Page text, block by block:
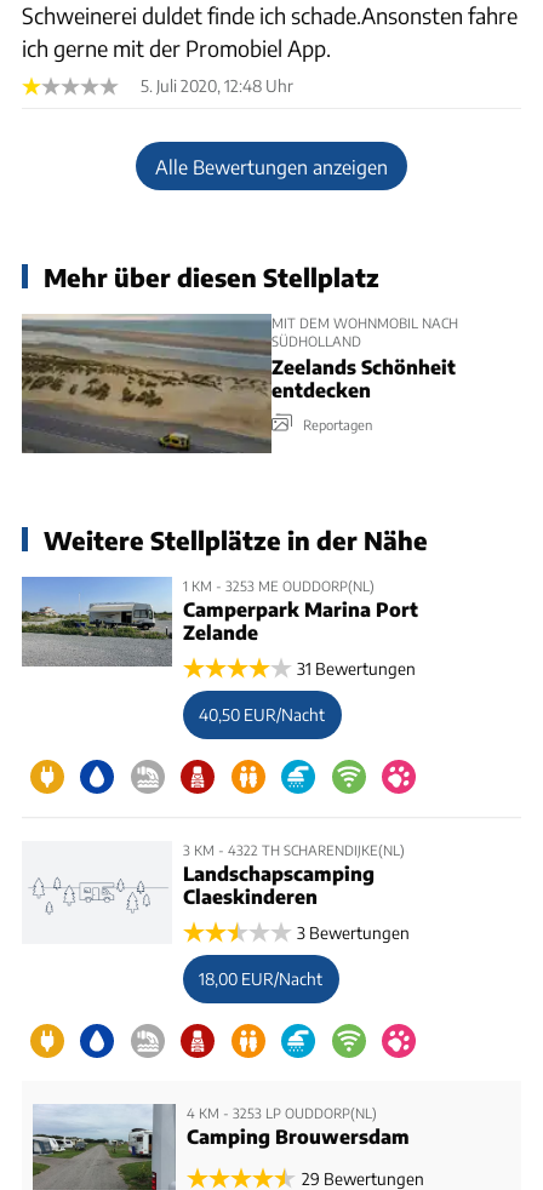
Schweinerei duldet finde ich schade.Ansonsten fahre
ich gerne mit der Promobiel App.
5. Juli 2020, 12:48 Uhr
Alle Bewertungen anzeigen
Mehr über diesen Stellplatz
MIT DEM WOHNMOBIL NACH
SÜDHOLLAND
Zeelands Schönheit
entdecken
Reportagen
Weitere Stellplätze in der Nähe
1 KM - 3253 ME OUDDORP(NL)
Camperpark Marina Port
Zelande
31 Bewertungen
40,50 EUR/Nacht
3 KM - 4322 TH SCHARENDIJKE(NL)
Landschapscamping
Claeskinderen
3 Bewertungen
18,00 EUR/Nacht
4 KM - 3253 LP OUDDORP(NL)
Camping Brouwersdam
29 Bewertungen